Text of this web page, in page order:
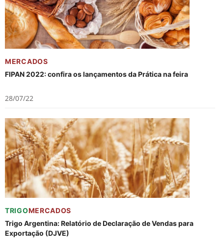
MERCADOS
FIPAN 2022: confira os lançamentos da Prática na feira
28/07/22
TRIGOMERCADOS
Trigo Argentina: Relatório de Declaração de Vendas para
Exportação (DJVE)